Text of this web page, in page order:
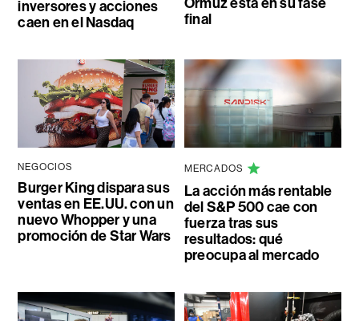
inversores y acciones
caen en el Nasdaq
Ormuz está en su fase
final
NEGOCIOS
Burger King dispara sus
ventas en EE.UU. con un
nuevo Whopper y una
promoción de Star Wars
MERCADOS
La acción más rentable
del S&P 500 cae con
fuerza tras sus
resultados: qué
preocupa al mercado